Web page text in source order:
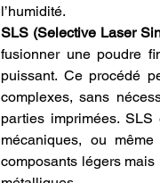
l’humidité.
SLS (Selective Laser
fusionner une poudre
puissant. Ce procédé
complexes, sans
parties imprimées.
mécaniques, ou
composants légers